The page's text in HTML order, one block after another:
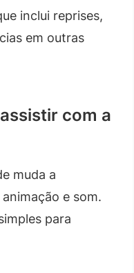
inclui reprises,
em outras
com a
muda a
e som.
para